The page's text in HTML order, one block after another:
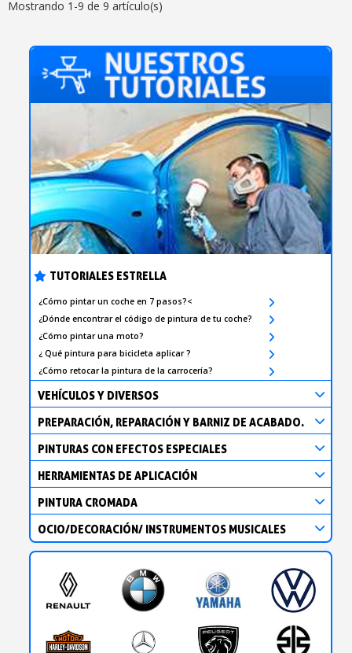
TUTORIALES ESTRELLA
¿Cómo pintar un coche en 7 pasos?<
¿Dónde encontrar el código de pintura de tu coche?
¿Cómo pintar una moto?
¿ Qué pintura para bicicleta aplicar ?
¿Cómo retocar la pintura de la carrocería?
VEHÍCULOS Y DIVERSOS
PREPARACIÓN, REPARACIÓN Y BARNIZ DE ACABADO.
PINTURAS CON EFECTOS ESPECIALES
HERRAMIENTAS DE APLICACIÓN
PINTURA CROMADA
OCIO/DECORACIÓN/ INSTRUMENTOS MUSICALES
Mostrando 1-9 de 9 artículo(s)